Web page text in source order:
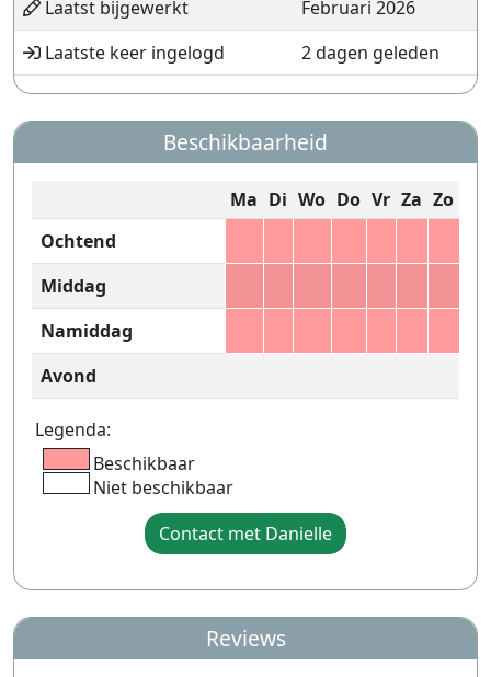
Laatst bijgewerkt
Februari 2026
Laatste keer ingelogd
2 dagen geleden
Beschikbaarheid
Ma Di Wo Do Vr Za Zo
Ochtend
Middag
Namiddag
Avond
Legenda:
Beschikbaar
Niet beschikbaar
Contact met Danielle
Reviews